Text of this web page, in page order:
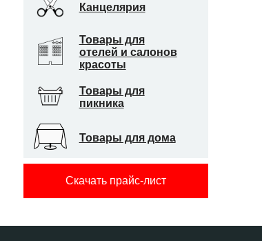
Канцелярия
Товары для
отелей и салонов
красоты
Товары для
пикника
Товары для дома
Скачать прайс-лист